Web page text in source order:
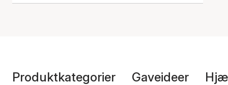
Produktkategorier Gaveideer